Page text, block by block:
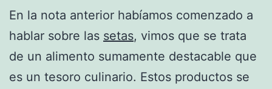
En la nota anterior habíamos comenzado a
hablar sobre las setas, vimos que se trata
de un alimento sumamente destacable que
es un tesoro culinario. Estos productos se